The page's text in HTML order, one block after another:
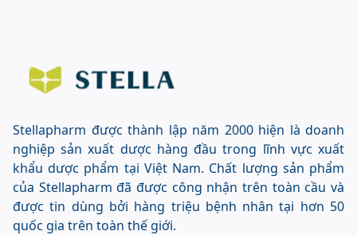
Stellapharm được thành lập năm 2000 hiện là doanh
nghiệp sản xuất dược hàng đầu trong lĩnh vực xuất
khẩu dược phẩm tại Việt Nam. Chất lượng sản phẩm
của Stellapharm đã được công nhận trên toàn cầu và
được tin dùng bởi hàng triệu bệnh nhân tại hơn 50
quốc gia trên toàn thế giới.